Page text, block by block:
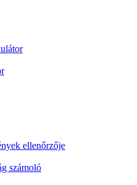
ellenőrzője
számoló